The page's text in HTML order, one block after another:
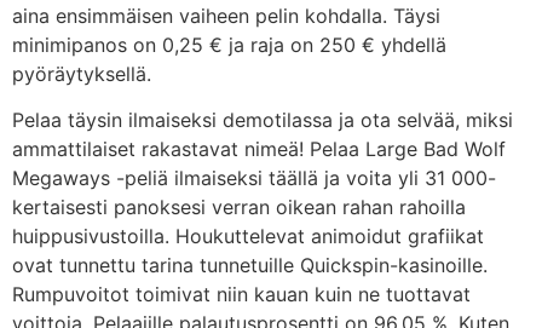
aina ensimmäisen vaiheen pelin kohdalla. Täysi
minimipanos on 0,25 € ja raja on 250 € yhdellä
pyöräytyksellä.
Pelaa täysin ilmaiseksi demotilassa ja ota selvää, miksi
ammattilaiset rakastavat nimeä! Pelaa Large Bad Wolf
Megaways -peliä ilmaiseksi täällä ja voita yli 31 000-
kertaisesti panoksesi verran oikean rahan rahoilla
huippusivustoilla. Houkuttelevat animoidut grafiikat
ovat tunnettu tarina tunnetuille Quickspin-kasinoille.
Rumpuvoitot toimivat niin kauan kuin ne tuottavat
voittoja. Pelaajille palautusprosentti on 96,05 %. Kuten